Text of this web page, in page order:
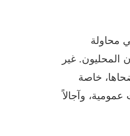
محاولة
غير
خاصة
وآجالاً